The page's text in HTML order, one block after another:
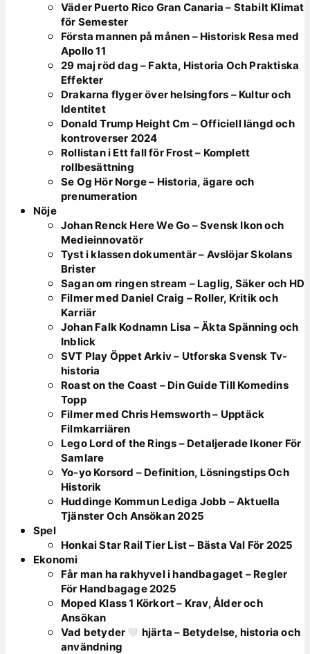
Väder Puerto Rico Gran Canaria – Stabilt Klimat
för Semester
Första mannen på månen – Historisk Resa med
Apollo 11
29 maj röd dag – Fakta, Historia Och Praktiska
Effekter
Drakarna flyger över helsingfors – Kultur och
Identitet
Donald Trump Height Cm – Officiell längd och
kontroverser 2024
Rollistan i Ett fall för Frost – Komplett
rollbesättning
Se Og Hör Norge – Historia, ägare och
prenumeration
Nöje
Johan Renck Here We Go – Svensk Ikon och
Medieinnovatör
Tyst i klassen dokumentär – Avslöjar Skolans
Brister
Sagan om ringen stream – Laglig, Säker och HD
Filmer med Daniel Craig – Roller, Kritik och
Karriär
Johan Falk Kodnamn Lisa – Äkta Spänning och
Inblick
SVT Play Öppet Arkiv – Utforska Svensk Tv-
historia
Roast on the Coast – Din Guide Till Komedins
Topp
Filmer med Chris Hemsworth – Upptäck
Filmkarriären
Lego Lord of the Rings – Detaljerade Ikoner För
Samlare
Yo-yo Korsord – Definition, Lösningstips Och
Historik
Huddinge Kommun Lediga Jobb – Aktuella
Tjänster Och Ansökan 2025
Spel
Honkai Star Rail Tier List – Bästa Val För 2025
Ekonomi
Får man ha rakhyvel i handbagaget – Regler
För Handbagage 2025
Moped Klass 1 Körkort – Krav, Ålder och
Ansökan
Vad betyder
hjärta – Betydelse, historia och
användning